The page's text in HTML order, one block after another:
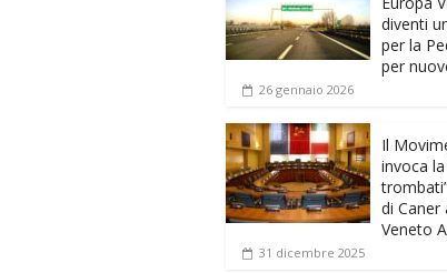
diventi
per la
per
26 gennaio 2026
Il
invoca
di Caner
Veneto
31 dicembre 2025